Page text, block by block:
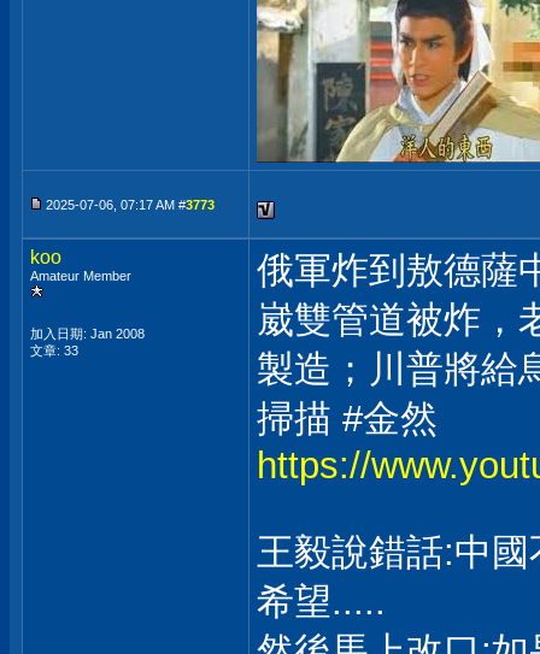
2025-07-06, 07:17 AM #3773
koo
Amateur Member
加入日期: Jan 2008
文章: 33
俄軍炸到敖德薩
崴雙管道被炸，
製造；川普將給
掃描 #金然
https://
王毅說錯話:中
希望.....